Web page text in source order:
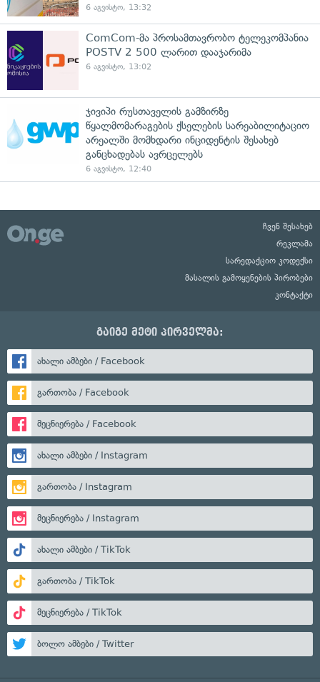
6 აგვისტო, 13:32
ComCom-მა პროსამთავრობო ტელეკომპანია
POSTV 2 500 ლარით დააჯარიმა
6 აგვისტო, 13:02
ჯივიპი რუსთაველის გამზირზე
წყალმომარაგების ქსელების სარეაბილიტაციო
არეალში მომხდარი ინციდენტის შესახებ
განცხადებას ავრცელებს
6 აგვისტო, 12:40
ჩვენ შესახებ
რეკლამა
სარედაქციო კოდექსი
მასალის გამოყენების პირობები
კონტაქტი
გაიგე მეტი პირველმა:
ახალი ამბები / Facebook
გართობა / Facebook
მეცნიერება / Facebook
ახალი ამბები / Instagram
გართობა / Instagram
მეცნიერება / Instagram
ახალი ამბები / TikTok
გართობა / TikTok
მეცნიერება / TikTok
ბოლო ამბები / Twitter